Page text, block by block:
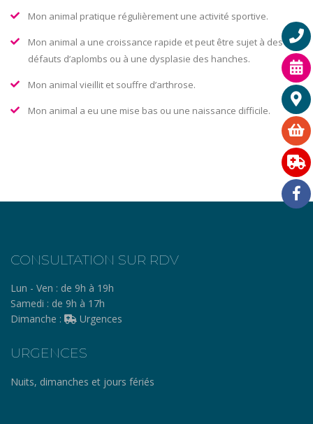
Mon animal pratique régulièrement une activité sportive.
Mon animal a une croissance rapide et peut être sujet à des
défauts d’aplombs ou à une dysplasie des hanches.
Mon animal vieillit et souffre d’arthrose.
Mon animal a eu une mise bas ou une naissance difficile.
CONSULTATION SUR RDV
Lun - Ven : de 9h à 19h
Samedi : de 9h à 17h
Dimanche :
Urgences
URGENCES
Nuits, dimanches et jours fériés